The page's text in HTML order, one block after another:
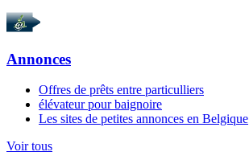
Annonces
Offres de prêts entre particulliers
élévateur pour baignoire
Les sites de petites annonces en Belgique
Voir tous